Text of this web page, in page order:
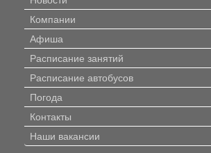
Компании
Афиша
Расписание занятий
Расписание автобусов
Погода
Контакты
Наши вакансии